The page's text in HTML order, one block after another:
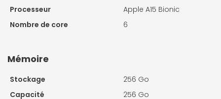
Processeur
Apple A15 Bionic
Nombre de core
6
Mémoire
Stockage
256 Go
Capacité
256 Go